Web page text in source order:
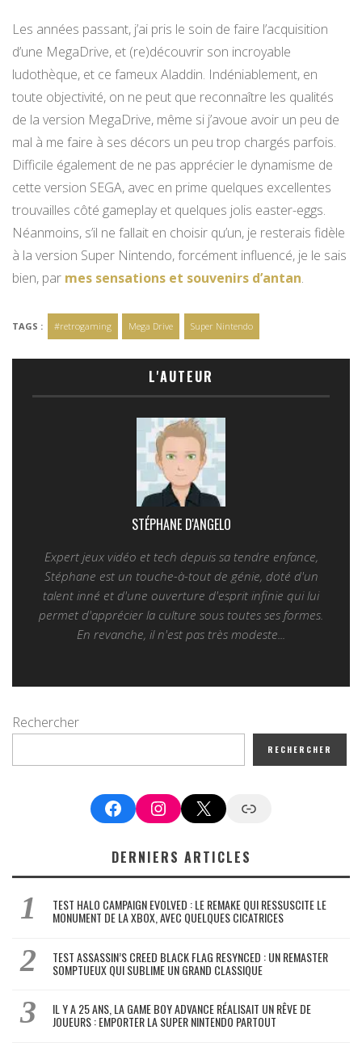
Les années passant, j’ai pris le soin de faire l’acquisition
d’une MegaDrive, et (re)découvrir son incroyable
ludothèque, et ce fameux Aladdin. Indéniablement, en
toute objectivité, on ne peut que reconnaître les qualités
de la version MegaDrive, même si j’avoue avoir un peu de
mal à me faire à ses décors un peu trop chargés parfois.
Difficile également de ne pas apprécier le dynamisme de
cette version SEGA, avec en prime quelques excellentes
trouvailles côté gameplay et quelques jolis easter-eggs.
Néanmoins, s’il ne fallait en choisir qu’un, je resterais fidèle
à la version Super Nintendo, forcément influencé, je le sais
bien, par mes sensations et souvenirs d’antan.
TAGS : #retrogaming Mega Drive Super Nintendo
L'AUTEUR
STÉPHANE D'ANGELO
Expert jeux vidéo et tech depuis sa tendre enfance,
Stéphane est un touche-à-tout de génie, doté d'un
talent inné et d'une ouverture d'esprit infinie qui lui
permet d'apprécier la culture sous toutes ses formes.
En revanche, il n'est pas très modeste...
Rechercher
RECHERCHER
FacebookInstagram
X Google News
DERNIERS ARTICLES
TEST HALO CAMPAIGN EVOLVED : LE REMAKE QUI RESSUSCITE LE
MONUMENT DE LA XBOX, AVEC QUELQUES CICATRICES
TEST ASSASSIN’S CREED BLACK FLAG RESYNCED : UN REMASTER
SOMPTUEUX QUI SUBLIME UN GRAND CLASSIQUE
IL Y A 25 ANS, LA GAME BOY ADVANCE RÉALISAIT UN RÊVE DE
JOUEURS : EMPORTER LA SUPER NINTENDO PARTOUT